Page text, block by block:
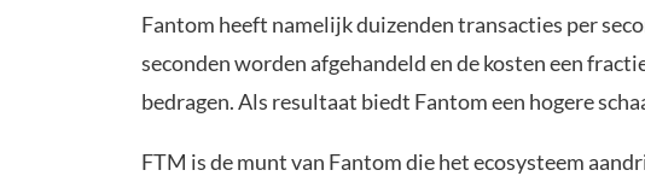
Fantom heeft namelijk duizenden transacties per
seconden worden afgehandeld en de kosten een
bedragen. Als resultaat biedt Fantom een hogere
FTM is de munt van Fantom die het ecosysteem